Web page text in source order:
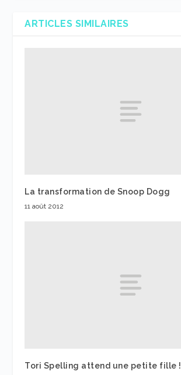
ARTICLES SIMILAIRES
La transformation de Snoop Dogg
11 août 2012
Tori Spelling attend une petite fille !